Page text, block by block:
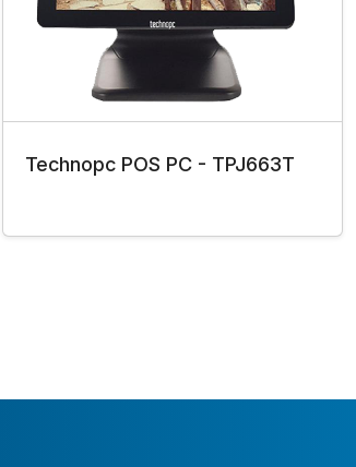
Technopc POS PC - TPJ663T